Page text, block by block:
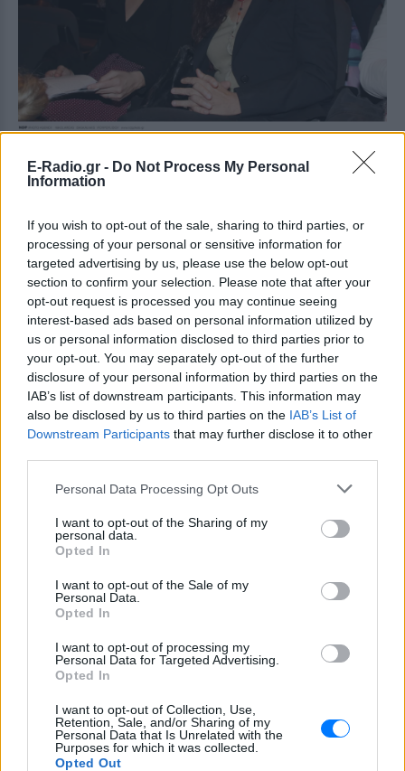
E-Radio.gr - Do Not Process My Personal
Information
If you wish to opt-out of the sale, sharing to third parties, or
processing of your personal or sensitive information for
targeted advertising by us, please use the below opt-out
section to confirm your selection. Please note that after your
opt-out request is processed you may continue seeing
interest-based ads based on personal information utilized by
us or personal information disclosed to third parties prior to
your opt-out. You may separately opt-out of the further
disclosure of your personal information by third parties on the
IAB’s list of downstream participants. This information may
also be disclosed by us to third parties on the IAB’s List of
Downstream Participants that may further disclose it to other
Personal Data Processing Opt Outs
I want to opt-out of the Sharing of my
personal data.
Opted In
I want to opt-out of the Sale of my
Personal Data.
Opted In
I want to opt-out of processing my
Personal Data for Targeted Advertising.
Opted In
I want to opt-out of Collection, Use,
Retention, Sale, and/or Sharing of my
Personal Data that Is Unrelated with the
Purposes for which it was collected.
Opted Out
«Δεν το είδα ανταγωνιστικά το θέατρο, δεν ένιωσα
ότι μου έλειψαν οι γονείς μου επειδή δούλευαν,
τρομάξει το κομμάτι της δημοσιότητας που βίωνα
μέσω της μητέρας μου, κυρίως, όταν ήμουν παιδί,
ήταν πολύ έντονο ειδικά στην εποχή του ’90. Δεν
μπορούσα να το διαχειριστώ εύκολα όλο αυτό που
γινόταν γύρω μου. Πάρα πολύ συχνά όταν βγαίναμε
έξω ερχόταν ο κόσμος και μας μιλούσε.
[ΠΗΓΗ]